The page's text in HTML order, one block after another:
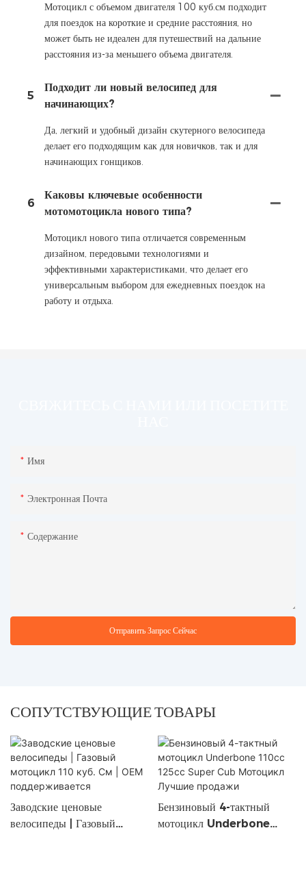
Мотоцикл с объемом двигателя 100 куб.см подходит
для поездок на короткие и средние расстояния, но
может быть не идеален для путешествий на дальние
расстояния из-за меньшего объема двигателя.
5
Подходит ли новый велосипед для
начинающих?
Да, легкий и удобный дизайн скутерного велосипеда
делает его подходящим как для новичков, так и для
начинающих гонщиков.
6
Каковы ключевые особенности
мотомотоцикла нового типа?
Мотоцикл нового типа отличается современным
дизайном, передовыми технологиями и
эффективными характеристиками, что делает его
универсальным выбором для ежедневных поездок на
работу и отдыха.
Имя
Электронная Почта
Содержание
Отправить Запрос Сейчас
СОПУТСТВУЮЩИЕ ТОВАРЫ
Заводские ценовые
велосипеды | Газовый
Бензиновый 4-тактный
мотоцикл Underbone